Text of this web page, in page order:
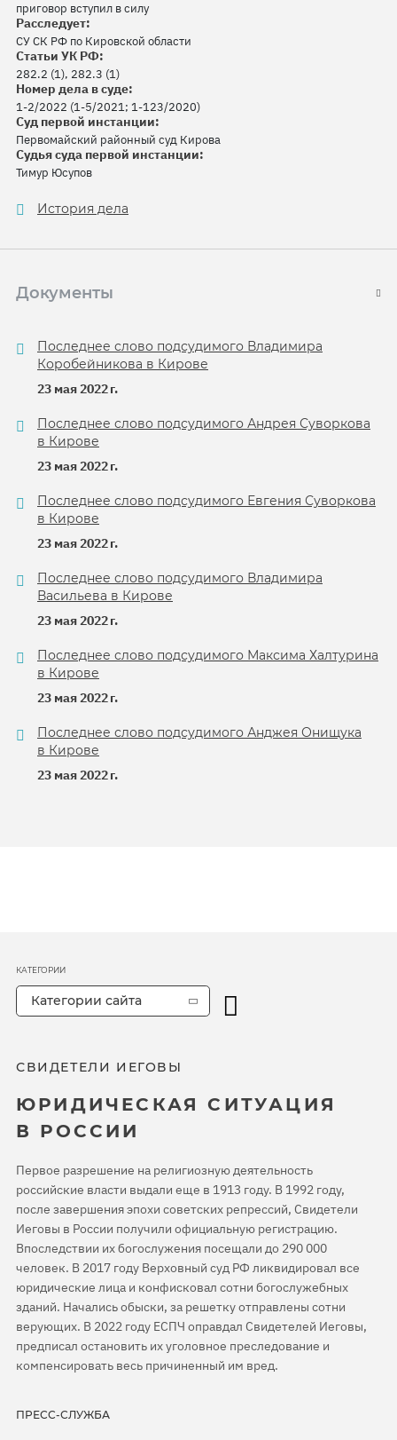
приговор вступил в силу
Расследует:
СУ СК РФ по Кировской области
Статьи УК РФ:
282.2 (1), 282.3 (1)
Номер дела в суде:
1-2/2022 (1-5/2021; 1-123/2020)
Суд первой инстанции:
Первомайский районный суд Кирова
Судья суда первой инстанции:
Тимур Юсупов
История дела
Документы
Последнее слово подсудимого Владимира
Коробейникова в Кирове
23 мая 2022 г.
Последнее слово подсудимого Андрея Суворкова
в Кирове
23 мая 2022 г.
Последнее слово подсудимого Евгения Суворкова
в Кирове
23 мая 2022 г.
Последнее слово подсудимого Владимира
Васильева в Кирове
23 мая 2022 г.
Последнее слово подсудимого Максима Халтурина
в Кирове
23 мая 2022 г.
Последнее слово подсудимого Анджея Онищука
в Кирове
23 мая 2022 г.
СВИДЕТЕЛИ ИЕГОВЫ
ЮРИДИЧЕСКАЯ СИТУАЦИЯ
В РОССИИ
Первое разрешение на религиозную деятельность
российские власти выдали еще в 1913 году. В 1992 году,
после завершения эпохи советских репрессий, Свидетели
Иеговы в России получили официальную регистрацию.
Впоследствии их богослужения посещали до 290 000
человек. В 2017 году Верховный суд РФ ликвидировал все
юридические лица и конфисковал сотни богослужебных
зданий. Начались обыски, за решетку отправлены сотни
верующих. В 2022 году ЕСПЧ оправдал Свидетелей Иеговы,
предписал остановить их уголовное преследование и
компенсировать весь причиненный им вред.
ПРЕСС-СЛУЖБА
КАТЕГОРИИ
Категории сайта